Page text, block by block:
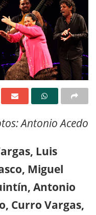
Antonio Acedo
Luis
Miguel
Antonio
Curro Vargas,